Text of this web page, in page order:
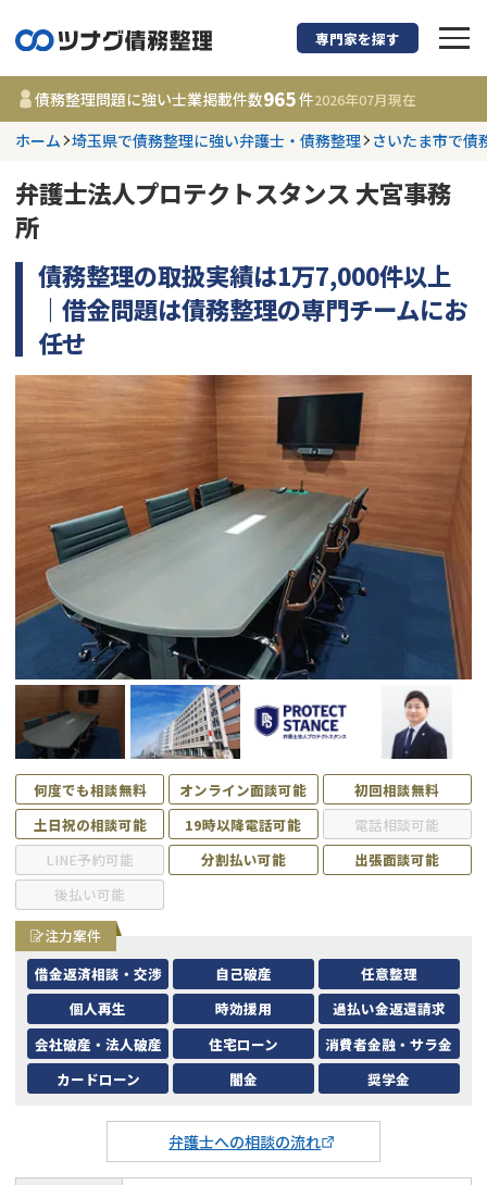
債務整理に強い弁
都道府県を選択
事務所 965
件
相談内容で探す
任意整理
時効援用
会社破産・法人破産
消費者金融・サラ金
闇金
コラム
債務整理
個人再生（民事再生）
過払金
借金問題
専門家を探す
債務整理問題に強い士業掲載件数965件2026年07月現在
ホーム 埼玉県で債務整理に強い弁護士・債務整理 さいたま市で債
弁護士法人プロテクトスタンス 大宮事務
所
債務整理の取扱実績は1万7,000件以上
｜借金問題は債務整理の専門チームにお
任せ
何度でも相談無料 オンライン面談可能
初回相談無料
土日祝の相談可能
19時以降電話可能
電話相談可能
LINE予約可能
分割払い可能
出張面談可能
後払い可能
弁護士への相談の流れ
注力案件
借金返済相談・交渉
自己破産
任意整理
個人再生
時効援用
過払い金返還請求
会社破産・法人破産
住宅ローン
消費者金融・サラ金
カードローン
闇金 奨学金